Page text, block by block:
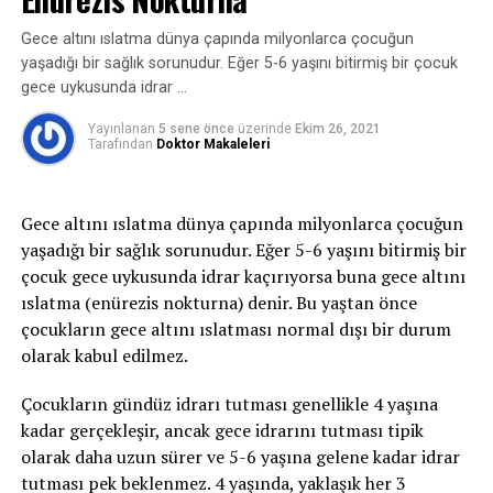
büyüklüklere kadar parçalıyoruz. Bazı hastalara
ameliyatın durumuna ve taşın büyüklüğüne bağlı olarak
hayatına dönüyor.
SIRADAKI
İdrarda Kanama, Kanlı İdrar Yapma (Hematüri)
KAÇIRMAYIN
Prostat Kanseri
malzemelerle yapılması gerekmektedir.
veya ağır bişey kaldırma gibi stres ve efor durumların
oluşan idrar kaçırmayı ifade eder. Bu zorlamalar
sırasında mesane içindeki basınç artar, idrar tutmayı
sağlayan kaslar ve mekanizmalar bu basınca karşı
koyamaz ve idrar kaçırma oluşur.
2-Sıkışma tipi idrar kaçırma:
yetişememe veya idrarı geciktirememe durumudur ve
idrar bu esnada kaçar. İdrar kaçağı bir damla ila idrarın
tamamını kaçırma derecesinde olabilir. gece idrara
kalkma ihtiyacı belirgindir. Bu tip idrar kaçırma,
enfeksiyon gibi basit problemden; nörolojik bozukluk
veya diyabet gibi daha ciddi durumlardan
3- Taşma inkontinansı: Tamamen boşalmayan bir
mesaneden kapasite dolduktan sonra damla damla
sürekli idrar kaçırmayı ifade eder.
Gece altını ıslatma dünya çapında milyonlarca çocuğun
yaşadığı bir sağlık sorunudur. Eğer 5-6 yaşını bitirmiş bir çocuk
gece uykusunda idrar …
Yayınlanan 5 sene önce üzerinde Ekim 26, 2021
Tarafından Doktor Makaleleri
Gece altını ıslatma dünya çapında milyonlarca çocuğun
yaşadığı bir sağlık sorunudur. Eğer 5-6 yaşını bitirmiş bir
çocuk gece uykusunda idrar kaçırıyorsa buna gece altını
ıslatma (enürezis nokturna) denir. Bu yaştan önce
çocukların gece altını ıslatması normal dışı bir durum
olarak kabul edilmez.
Çocukların gündüz idrarı tutması genellikle 4 yaşına
kadar gerçekleşir, ancak gece idrarını tutması tipik
olarak daha uzun sürer ve 5-6 yaşına gelene kadar idrar
tutması pek beklenmez. 4 yaşında, yaklaşık her 3